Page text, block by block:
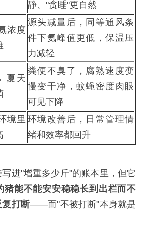
静、"贪睡"更自然
浓度
源头减量后，同等通风条
件下氨峰值更低，保温压
力减轻
夏天
粪便不臭了，腐熟速度变
慢变干净，蚊蝇密度肉眼
可见下降
境里 环境改善后，日常管理情
绪和效率都回升
进"增重多少斤"的账本里，但它
猪能不能安安稳稳长到出栏而不
复打断——而"不被打断"本身就是